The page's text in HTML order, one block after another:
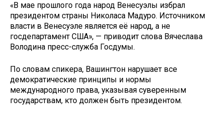
«В мае прошлого года народ Венесуэлы избрал
президентом страны Николаса Мадуро. Источником
власти в Венесуэле является её народ, а не
госдепартамент США», — приводит слова Вячеслава
Володина пресс-служба Госдумы.
По словам спикера, Вашингтон нарушает все
демократические принципы и нормы
международного права, указывая суверенным
государствам, кто должен быть президентом.